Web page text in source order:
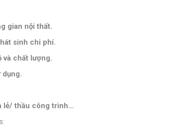
gian nội thất.
sinh chi phí.
và chất lượng.
dụng.
lẻ/ thầu công trình…